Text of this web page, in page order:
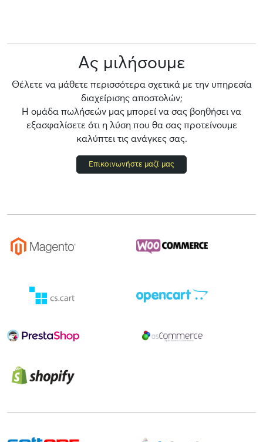
Ας μιλήσουμε
Θέλετε να μάθετε περισσότερα σχετικά με την υπηρεσία
διαχείρισης αποστολών;
Η ομάδα πωλήσεών μας μπορεί να σας βοηθήσει να
εξασφαλίσετε ότι η λύση που θα σας προτείνουμε
καλύπτει τις ανάγκες σας.
Επικοινωνήστε μαζί μας